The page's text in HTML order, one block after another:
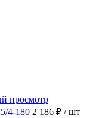
просмотр
4-180 2 186 ₽ / шт